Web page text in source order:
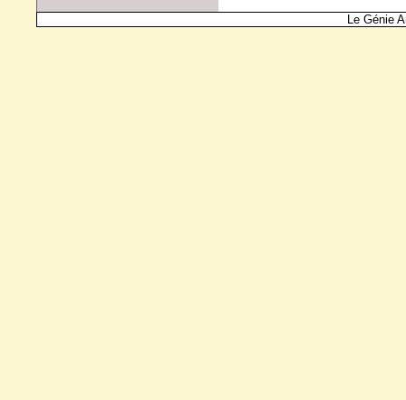
Le Génie